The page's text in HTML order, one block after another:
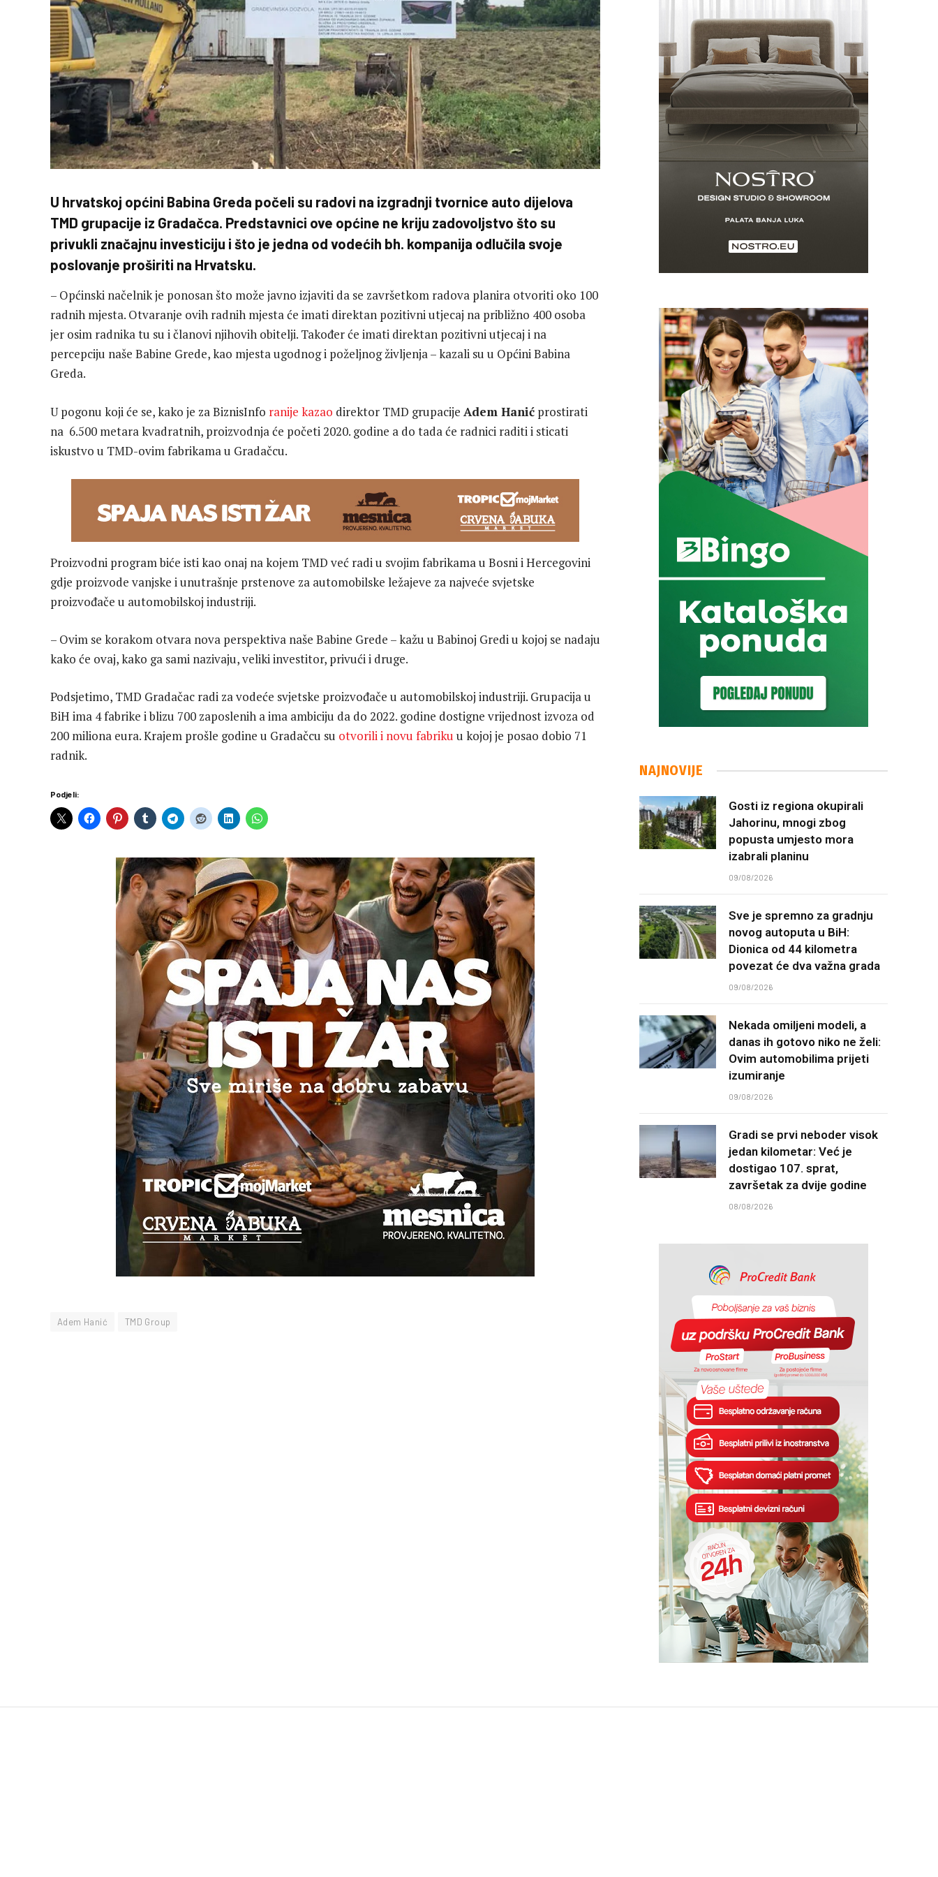
U hrvatskoj općini Babina Greda počeli su radovi na izgradnji tvornice auto dijelova
TMD grupacije iz Gradačca. Predstavnici ove općine ne kriju zadovoljstvo što su
privukli značajnu investiciju i što je jedna od vodećih bh. kompanija odlučila svoje
poslovanje proširiti na Hrvatsku.
– Općinski načelnik je ponosan što može javno izjaviti da se završetkom radova planira otvoriti oko 100
radnih mjesta. Otvaranje ovih radnih mjesta će imati direktan pozitivni utjecaj na približno 400 osoba
jer osim radnika tu su i članovi njihovih obitelji. Također će imati direktan pozitivni utjecaj i na
percepciju naše Babine Grede, kao mjesta ugodnog i poželjnog življenja – kazali su u Općini Babina
Greda.
U pogonu koji će se, kako je za BiznisInfo ranije kazao direktor TMD grupacije Adem Hanić prostirati
na 6.500 metara kvadratnih, proizvodnja će početi 2020. godine a do tada će radnici raditi i sticati
iskustvo u TMD-ovim fabrikama u Gradačcu.
Proizvodni program biće isti kao onaj na kojem TMD već radi u svojim fabrikama u Bosni i Hercegovini
gdje proizvode vanjske i unutrašnje prstenove za automobilske ležajeve za najveće svjetske
proizvođače u automobilskoj industriji.
– Ovim se korakom otvara nova perspektiva naše Babine Grede – kažu u Babinoj Gredi u kojoj se nadaju
kako će ovaj, kako ga sami nazivaju, veliki investitor, privući i druge.
Podsjetimo, TMD Gradačac radi za vodeće svjetske proizvođače u automobilskoj industriji. Grupacija u
BiH ima 4 fabrike i blizu 700 zaposlenih a ima ambiciju da do 2022. godine dostigne vrijednost izvoza od
200 miliona eura. Krajem prošle godine u Gradačcu su otvorili i novu fabriku u kojoj je posao dobio 71
radnik.
Podjeli:
Adem Hanić TMD Group
NAJNOVIJE
Gosti iz regiona okupirali
Jahorinu, mnogi zbog
popusta umjesto mora
izabrali planinu
09/08/2026
Sve je spremno za gradnju
novog autoputa u BiH:
Dionica od 44 kilometra
povezat će dva važna grada
09/08/2026
Nekada omiljeni modeli, a
danas ih gotovo niko ne želi:
Ovim automobilima prijeti
izumiranje
09/08/2026
Gradi se prvi neboder visok
jedan kilometar: Već je
dostigao 107. sprat,
završetak za dvije godine
08/08/2026